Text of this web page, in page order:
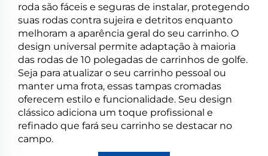
roda são fáceis e seguras de instalar, protegendo
suas rodas contra sujeira e detritos enquanto
melhoram a aparência geral do seu carrinho. O
design universal permite adaptação à maioria
das rodas de 10 polegadas de carrinhos de golfe.
Seja para atualizar o seu carrinho pessoal ou
manter uma frota, essas tampas cromadas
oferecem estilo e funcionalidade. Seu design
clássico adiciona um toque profissional e
refinado que fará seu carrinho se destacar no
campo.